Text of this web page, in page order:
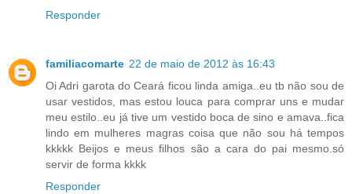
Responder
familiacomarte 22 de maio de 2012 às 16:43
Oi Adri garota do Ceará ficou linda amiga..eu tb não sou de
usar vestidos, mas estou louca para comprar uns e mudar
meu estilo..eu já tive um vestido boca de sino e amava..fica
lindo em mulheres magras coisa que não sou há tempos
kkkkk Beijos e meus filhos são a cara do pai mesmo.só
servir de forma kkkk
Responder